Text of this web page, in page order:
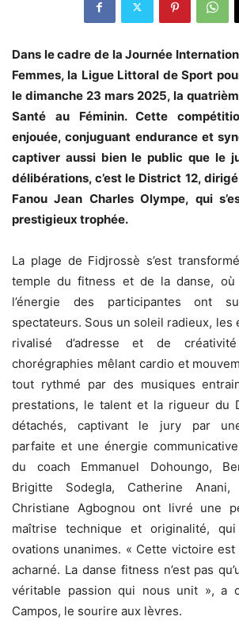
Dans le cadre de la Journée
Femmes, la Ligue Littoral de Sport
le dimanche 23 mars 2025, la
Santé au Féminin. Cette
enjouée, conjuguant endurance et
captiver aussi bien le public que le
délibérations, c’est le District 12,
Fanou Jean Charles Olympe, qui
prestigieux trophée.
La plage de Fidjrossè s’est
temple du fitness et de la danse, où
l’énergie des participantes ont
spectateurs. Sous un soleil radieux, les
rivalisé d’adresse et de
chorégraphies mêlant cardio et
tout rythmé par des musiques
prestations, le talent et la rigueur du
détachés, captivant le jury par
parfaite et une énergie
du coach Emmanuel Dohoungo,
Brigitte Sodegla, Catherine
Christiane Agbognou ont livré une
maîtrise technique et originalité,
ovations unanimes. « Cette victoire est
acharné. La danse fitness n’est pas
véritable passion qui nous unit », a
Campos, le sourire aux lèvres.